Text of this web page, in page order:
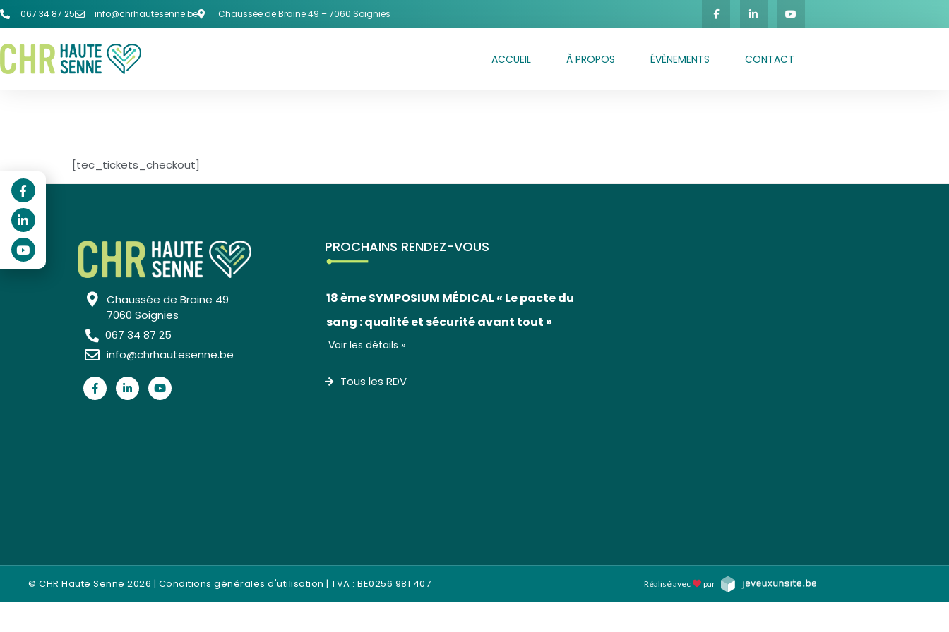
067 34 87 25 info@chrhautesenne.be Chaussée de Braine 49 – 7060 Soignies
ACCUEIL À PROPOS ÉVÈNEMENTS CONTACT
[tec_tickets_checkout]
Chaussée de Braine 49
7060 Soignies
067 34 87 25
info@chrhautesenne.be
PROCHAINS RENDEZ-VOUS
18 ème SYMPOSIUM MÉDICAL « Le pacte du
sang : qualité et sécurité avant tout »
Voir les détails »
Tous les RDV
© CHR Haute Senne 2026 | Conditions générales d'utilisation | TVA : BE0256 981 407 Réalisé avec par